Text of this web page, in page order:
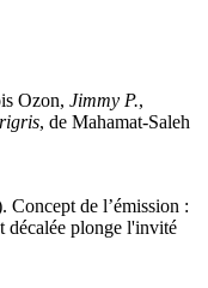
Ozon, Jimmy P.,
, de Mahamat-Saleh
Concept de l’émission :
décalée plonge l'invité